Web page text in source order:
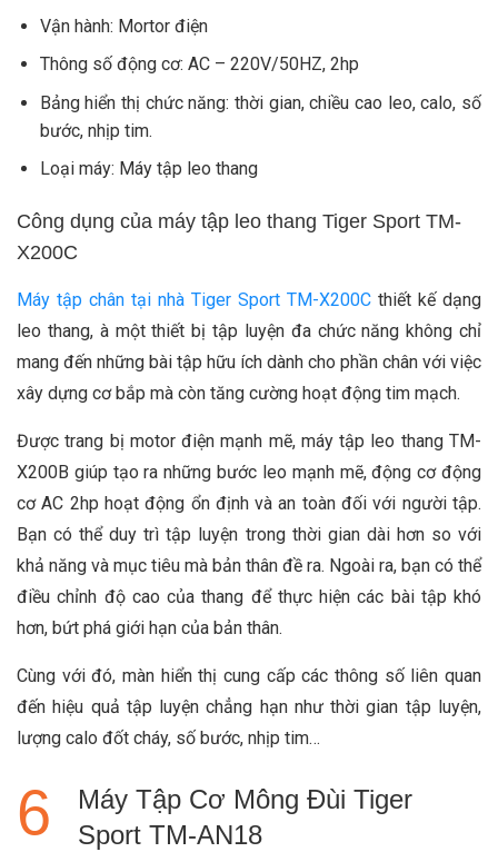
Vận hành: Mortor điện
Thông số động cơ: AC – 220V/50HZ, 2hp
Bảng hiển thị chức năng: thời gian, chiều cao leo, calo, số
bước, nhịp tim.
Loại máy: Máy tập leo thang
Công dụng của máy tập leo thang Tiger Sport TM-
X200C
Máy tập chân tại nhà Tiger Sport TM-X200C thiết kế dạng
leo thang, à một thiết bị tập luyện đa chức năng không chỉ
mang đến những bài tập hữu ích dành cho phần chân với việc
xây dựng cơ bắp mà còn tăng cường hoạt động tim mạch.
Được trang bị motor điện mạnh mẽ, máy tập leo thang TM-
X200B giúp tạo ra những bước leo mạnh mẽ, động cơ động
cơ AC 2hp hoạt động ổn định và an toàn đối với người tập.
Bạn có thể duy trì tập luyện trong thời gian dài hơn so với
khả năng và mục tiêu mà bản thân đề ra. Ngoài ra, bạn có thể
điều chỉnh độ cao của thang để thực hiện các bài tập khó
hơn, bứt phá giới hạn của bản thân.
Cùng với đó, màn hiển thị cung cấp các thông số liên quan
đến hiệu quả tập luyện chẳng hạn như thời gian tập luyện,
lượng calo đốt cháy, số bước, nhịp tim…
Máy Tập Cơ Mông Đùi Tiger
Sport TM-AN18